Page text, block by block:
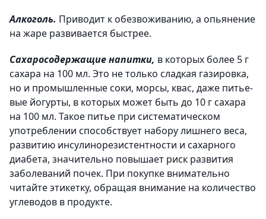
Алкоголь. Приводит к обезвоживанию, а опьянение
на жаре развивается быстрее.
Сахаросодержащие напитки, в которых более 5 г
сахара на 100 мл. Это не только сладкая газировка,
но и промышленные соки, морсы, квас, даже питье­
вые йогурты, в которых может быть до 10 г сахара
на 100 мл. Такое питье при систематическом
употреблении способствует набору лишнего веса,
развитию инсулинорезистентности и сахарного
диабета, значительно повышает риск развития
заболеваний почек. При покупке внимательно
читайте этикетку, обращая внимание на количество
углеводов в продукте.